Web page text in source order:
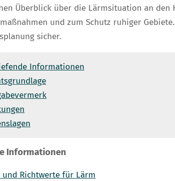
Überblick über die Lärmsituation an den
und zum Schutz ruhiger
sicher.
Informationen
Informationen
und Richtwerte für Lärm